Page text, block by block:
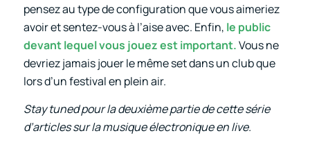
pensez au type de configuration que vous aimeriez
avoir et sentez-vous à l’aise avec. Enfin, le public
devant lequel vous jouez est important.Vous ne
devriez jamais jouer le même set dans un club que
lors d’un festival en plein air.
Stay tuned pour la deuxième partie de cette série
d’articles sur la musique électronique en live.